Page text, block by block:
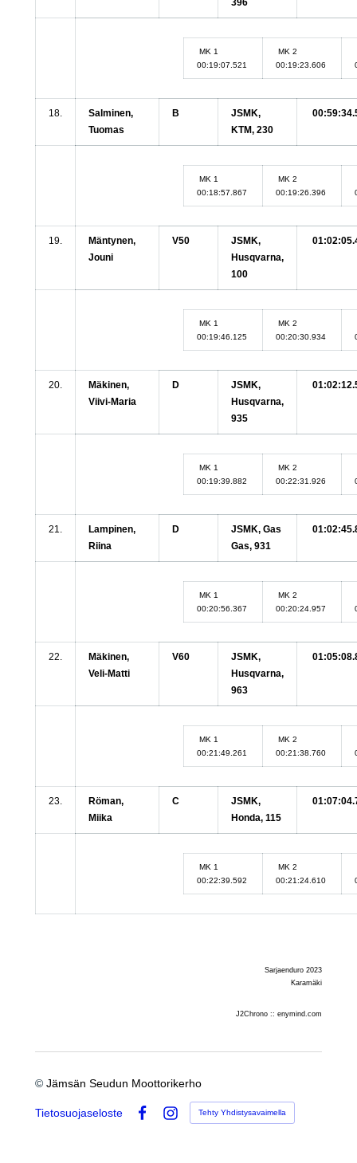
396
MK 1
00:19:07.521
MK 2
00:19:23.606
18.
Salminen,
Tuomas
B
JSMK,
KTM, 230
MK 1
00:18:57.867
MK 2
00:19:26.396
19.
Mäntynen,
Jouni
V50
JSMK,
Husqvarna,
100
MK 1
00:19:46.125
MK 2
00:20:30.934
20.
Mäkinen,
Viivi-Maria
D
JSMK,
Husqvarna,
935
MK 1
00:19:39.882
MK 2
00:22:31.926
21.
Lampinen,
Riina
D
JSMK, Gas
Gas, 931
MK 1
00:20:56.367
MK 2
00:20:24.957
22.
Mäkinen,
Veli-Matti
V60
JSMK,
Husqvarna,
963
MK 1
00:21:49.261
MK 2
00:21:38.760
23.
Röman,
Miika
C
JSMK,
Honda, 115
MK 1
00:22:39.592
MK 2
00:21:24.610
Sarjaenduro 2023
Karamäki
J2Chrono :: enymind.com
©Jämsän Seudun Moottorikerho
Tietosuojaseloste
Instagram
Tehty Yhdistysavaimella